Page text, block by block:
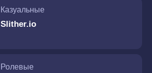
Казуальные
Slither.io
Ролевые